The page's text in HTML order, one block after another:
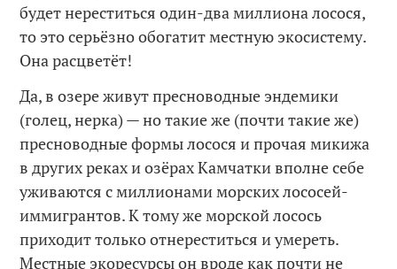
будет нереститься один-два миллиона лосося,
то это серьёзно обогатит местную экосистему.
Она расцветёт!
Да, в озере живут пресноводные эндемики
(голец, нерка) — но такие же (почти такие же)
пресноводные формы лосося и прочая микижа
в других реках и озёрах Камчатки вполне себе
уживаются с миллионами морских лососей-
иммигрантов. К тому же морской лосось
приходит только отнереститься и умереть.
Местные экоресурсы он вроде как почти не